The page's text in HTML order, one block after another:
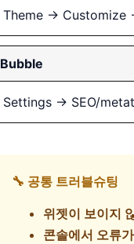
Theme → Customize
Bubble
Settings → SEO/
🔧 공통 트러블슈팅
위젯이 보이지
콘솔에서 오류